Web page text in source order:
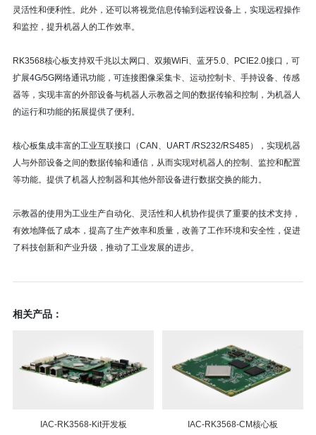
灵活性和便利性。此外，还可以将视觉信息传输到远程设备上，实现远程操作
和监控，提升机器人的工作效率。
RK3568核心板支持双千兆以太网口、双频WiFi、蓝牙5.0、PCIE2.0接口，可
扩展4G/5G网络通讯功能，可连接图像采集卡、 运动控制卡、手持设备、传感
器等，实现丰富的外部设备与机器人示教器之间的数据传输和控制，为机器人
的运行和功能的拓展提供了便利。
核心板集成丰富的工业互联接口（CAN、UART /RS232/RS485），实现机器
人与外部设备之间的数据传输和通信，从而实现对机器人的控制、监控和配置
等功能。提供了机器人控制器和其他外部设备进行数据交换的能力。
示教器的使用为工业生产自动化、灵活性和人机协作提供了重要的技术支持，
有效地降低了成本，提高了生产效率和质量，改善了工作环境和安全性，促进
了科技创新和产业升级，推动了工业发展的进步。
相关产品：
IAC-RK3568-Kit开发板 IAC-RK3568-CM核心板